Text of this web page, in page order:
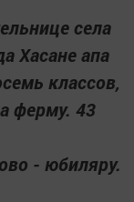
села
Хасане апа
классов,
ферму. 43
- юбиляру.